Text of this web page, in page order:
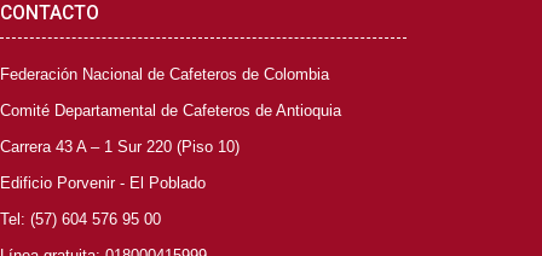
CONTACTO
Federación Nacional de Cafeteros de Colombia
Comité Departamental de Cafeteros de Antioquia
Carrera 43 A – 1 Sur 220 (Piso 10)
Edificio Porvenir - El Poblado
Tel: (57) 604 576 95 00